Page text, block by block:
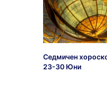
Седмичен
23-30 Юни